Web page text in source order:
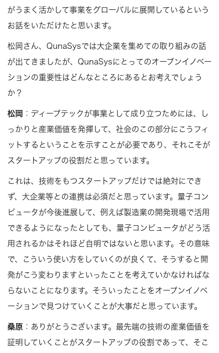
がうまく活かして事業をグローバルに展開しているという
お話をいただけたと思います。
松岡さん、QunaSysでは大企業を集めての取り組みの話
が出てきましたが、QunaSysにとってのオープンイノベー
ションの重要性はどんなところにあるとお考えでしょう
か？
松岡
：ディープテックが事業として成り立つためには、し
っかりと産業価値を発揮して、社会のこの部分にこうフィ
ットするということを示すことが必要であり、それこそが
スタートアップの役割だと思っています。
これは、技術をもつスタートアップだけでは絶対にでき
ず、大企業等との連携は必須だと思っています。量子コン
ピュータが今後進展して、例えば製造業の開発現場で活用
できるようになったとしても、量子コンピュータがどう活
用されるかはそれほど自明ではないと思います。その意味
で、こういう使い方をしていくのが良くて、そうすると開
発がこう変わりますといったことを考えていかなければな
らないことになります。そういったことをオープンイノベ
ーションで見つけていくことが大事だと思っています。
桑原 ：ありがとうございます。最先端の技術の産業価値を
証明していくことがスタートアップの役割であって、そこ